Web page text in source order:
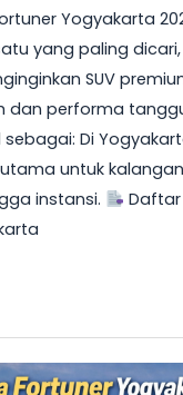
Yogyakarta
yang paling
SUV
dan performa
sebagai: Di
untuk
instansi.
Daftar